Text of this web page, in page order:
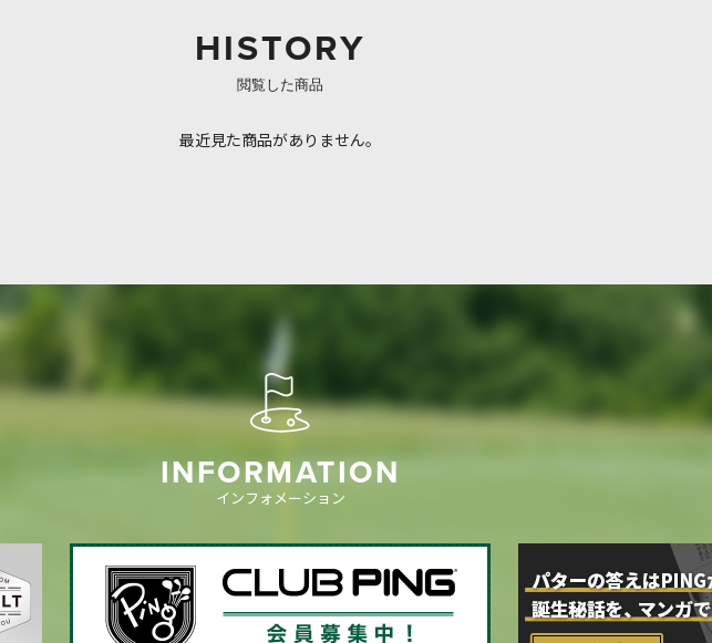
HISTORY
閲覧した商品
最近見た商品がありません。
INFORMATION
インフォメーション